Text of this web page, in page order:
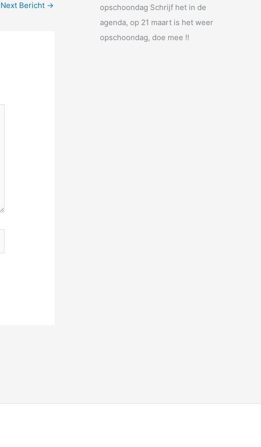
Next Bericht →
opschoondag Schrijf het in de
agenda, op 21 maart is het weer
opschoondag, doe mee !!